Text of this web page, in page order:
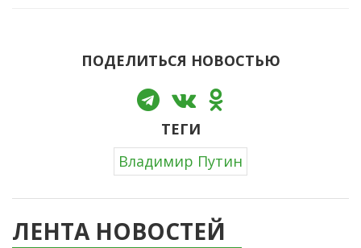
ПОДЕЛИТЬСЯ НОВОСТЬЮ
ТЕГИ
Владимир Путин
ЛЕНТА НОВОСТЕЙ